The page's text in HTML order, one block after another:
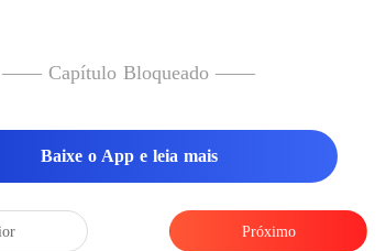
—— Capítulo Bloqueado ——
Baixe o App e leia mais
Próximo